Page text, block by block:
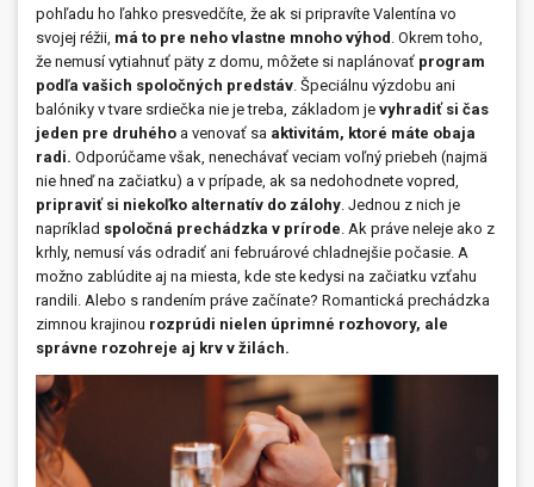
pohľadu ho ľahko presvedčíte, že ak si pripravíte Valentína vo
svojej réžii, má to pre neho vlastne mnoho výhod . Okrem toho,
že nemusí vytiahnuť päty z domu, môžete si naplánovať program
podľa vašich spoločných predstáv . Špeciálnu výzdobu ani
balóniky v tvare srdiečka nie je treba, základom je vyhradiť si čas
jeden pre druhého a venovať sa aktivitám, ktoré máte obaja
radi. Odporúčame však, nenechávať veciam voľný priebeh (najmä
nie hneď na začiatku) a v prípade, ak sa nedohodnete vopred,
pripraviť si niekoľko alternatív do zálohy . Jednou z nich je
napríklad spoločná prechádzka v prírode . Ak práve neleje ako z
krhly, nemusí vás odradiť ani februárové chladnejšie počasie. A
možno zablúdite aj na miesta, kde ste kedysi na začiatku vzťahu
randili. Alebo s randením práve začínate? Romantická prechádzka
zimnou krajinou rozprúdi nielen úprimné rozhovory, ale
správne rozohreje aj krv v žilách.